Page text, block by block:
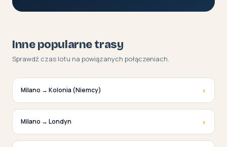
Inne popularne trasy
Sprawdź czas lotu na powiązanych połączeniach.
Milano → Kolonia (Niemcy) ›
Milano → Londyn ›